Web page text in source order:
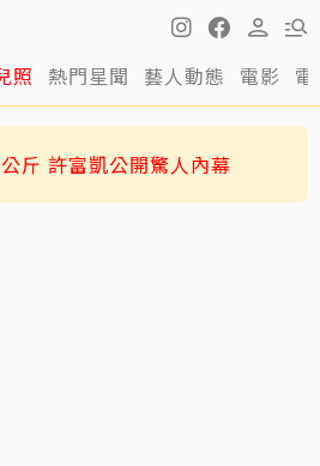
照 熱門星聞 藝人動態 電影
斤 許富凱公開驚人內幕